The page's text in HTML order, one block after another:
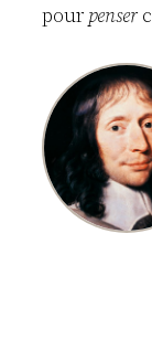
pour penser